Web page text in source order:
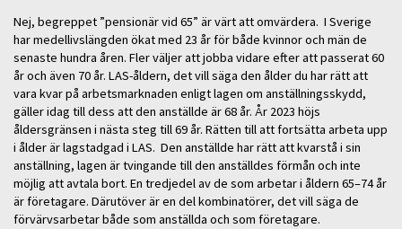
Nej, begreppet ”pensionär vid 65” är värt att omvärdera. I Sverige
har medellivslängden ökat med 23 år för både kvinnor och män de
senaste hundra åren. Fler väljer att jobba vidare efter att passerat 60
år och även 70 år. LAS-åldern, det vill säga den ålder du har rätt att
vara kvar på arbetsmarknaden enligt lagen om anställningsskydd,
gäller idag till dess att den anställde är 68 år. År 2023 höjs
åldersgränsen i nästa steg till 69 år. Rätten till att fortsätta arbeta upp
i ålder är lagstadgad i LAS. Den anställde har rätt att kvarstå i sin
anställning, lagen är tvingande till den anställdes förmån och inte
möjlig att avtala bort. En tredjedel av de som arbetar i åldern 65–74 år
är företagare. Därutöver är en del kombinatörer, det vill säga de
förvärvsarbetar både som anställda och som företagare.